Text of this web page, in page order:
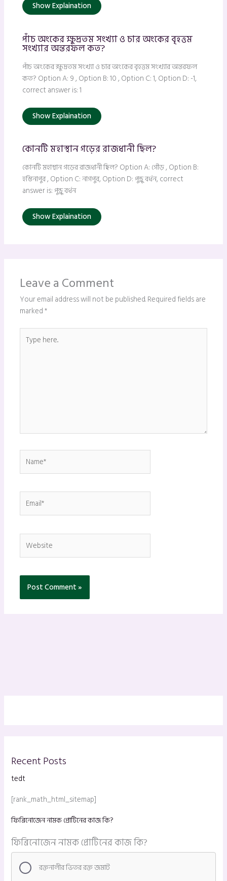
Show Explaination
পাঁচ অংকের ক্ষুদ্রতম সংখ্যা ও চার অংকের বৃহত্তম
সংখ্যার অন্তরফল কত?
পাঁচ অংকের ক্ষুদ্রতম সংখ্যা ও চার অংকের বৃহত্তম সংখ্যার অন্তরফল
কত? Option A: 9 , Option B: 10 , Option C: 1, Option D: -1,
correct answer is: 1
Show Explaination
কোনটি মহাস্থান গড়ের রাজধানী ছিল?
কোনটি মহাস্থান গড়ের রাজধানী ছিল? Option A: গৌড় , Option B:
হস্তিনাপুর , Option C: নাগপুর, Option D: পুন্ড্রু বর্ধন, correct
answer is: পুন্ড্রু বর্ধন
Show Explaination
Leave a Comment
Your email address will not be published.Required fields are
marked*
here..
Recent Posts
tedt
[rank_math_html_sitemap]
ফিব্রিনোজেন নামক প্রোটিনের কাজ কি?
ফিব্রিনোজেন নামক প্রোটিনের কাজ কি?
রক্তনালীর ভিতর রক্ত জমাট